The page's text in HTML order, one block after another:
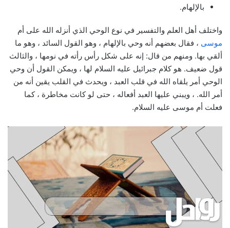
بالإلهام.
واختلف أهل العلم والتفسير في نوع الوحي الذي أنزله الله على أم
موسى ، فقال بعضهم أنه وحي بالإلهام ، وهو القول السائد ، وهو ما
ألقي بها. ومنهم من قال: إنه على شكل رأس رأته في نومها ، والثالث
قول ضعيف. هو كلام جبرائيل عليه السلام لها ، ويمكن القول أن وحي
الوحي أمر يلقاه الله في قلب العبد ، ويحدث في القلب يقين أنه من
أمر الله. ، ويبني عليها العبد أفعاله ، حتى لو كانت مخاطرة ، كما
فعلت أم موسى عليه السلام.